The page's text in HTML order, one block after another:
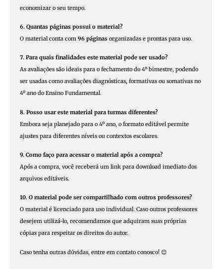
economizar o seu tempo.
6. Quantas páginas possui o material?
O material conta com 96 páginas organizadas e prontas para uso.
7. Para quais finalidades este material pode ser usado?
As avaliações são ideais para o fechamento do 4º bimestre, podendo
ser usadas como avaliações diagnósticas, formativas ou somativas no
4º ano do Ensino Fundamental.
8. Posso usar este material para turmas diferentes?
Embora seja planejado para o 4º ano, o formato editável permite
ajustes para diferentes níveis ou contextos escolares.
9. Como faço para acessar o material após a compra?
Após a compra, você receberá um link para download imediato dos
arquivos editáveis.
10. O material pode ser compartilhado com outros professores?
O material é licenciado para uso individual. Caso outros professores
desejem utilizá-lo, recomendamos que adquiram suas próprias
cópias para respeitar os direitos do autor.
Caso tenha outras dúvidas, entre em contato conosco! 😊